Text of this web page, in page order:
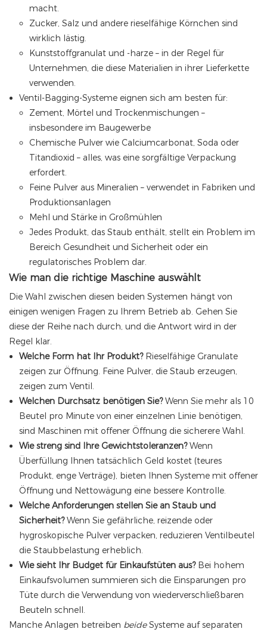
macht.
Zucker, Salz und andere rieselfähige Körnchen sind
wirklich lästig.
Kunststoffgranulat und -harze – in der Regel für
Unternehmen, die diese Materialien in ihrer Lieferkette
verwenden.
Ventil-Bagging-Systeme eignen sich am besten für:
Zement, Mörtel und Trockenmischungen –
insbesondere im Baugewerbe
Chemische Pulver wie Calciumcarbonat, Soda oder
Titandioxid – alles, was eine sorgfältige Verpackung
erfordert.
Feine Pulver aus Mineralien – verwendet in Fabriken und
Produktionsanlagen
Mehl und Stärke in Großmühlen
Jedes Produkt, das Staub enthält, stellt ein Problem im
Bereich Gesundheit und Sicherheit oder ein
regulatorisches Problem dar.
Wie man die richtige Maschine auswählt
Die Wahl zwischen diesen beiden Systemen hängt von
einigen wenigen Fragen zu Ihrem Betrieb ab. Gehen Sie
diese der Reihe nach durch, und die Antwort wird in der
Regel klar.
Welche Form hat Ihr Produkt? Rieselfähige Granulate
zeigen zur Öffnung. Feine Pulver, die Staub erzeugen,
zeigen zum Ventil.
Welchen Durchsatz benötigen Sie? Wenn Sie mehr als 10
Beutel pro Minute von einer einzelnen Linie benötigen,
sind Maschinen mit offener Öffnung die sicherere Wahl.
Wie streng sind Ihre Gewichtstoleranzen? Wenn
Überfüllung Ihnen tatsächlich Geld kostet (teures
Produkt, enge Verträge), bieten Ihnen Systeme mit offener
Öffnung und Nettowägung eine bessere Kontrolle.
Welche Anforderungen stellen Sie an Staub und
Sicherheit? Wenn Sie gefährliche, reizende oder
hygroskopische Pulver verpacken, reduzieren Ventilbeutel
die Staubbelastung erheblich.
Wie sieht Ihr Budget für Einkaufstüten aus? Bei hohem
Einkaufsvolumen summieren sich die Einsparungen pro
Tüte durch die Verwendung von wiederverschließbaren
Beuteln schnell.
Manche Anlagen betreiben beide Systeme auf separaten